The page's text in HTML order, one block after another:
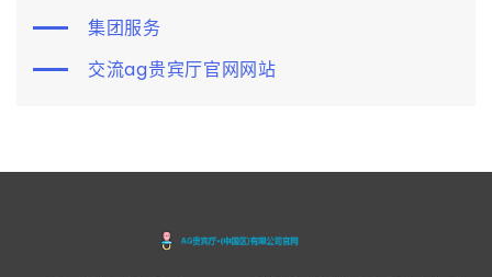
集团服务
交流ag贵宾厅官网网站